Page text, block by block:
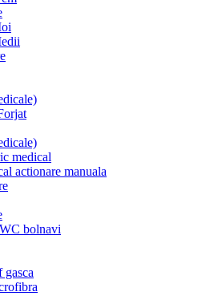
medical
actionare manuala
bolnavi
gasca